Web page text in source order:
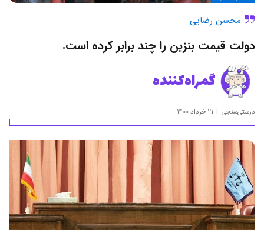
محسن رضایی
دولت قیمت بنزین را چند برابر کرده است.
گمراه‌کننده
درستی‌سنجی ۲۱ خرداد ۱۴۰۰